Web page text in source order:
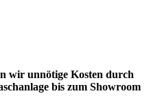
wir unnötige Kosten durch
bis zum Showroom